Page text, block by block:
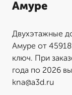
Амуре
Двухэтажные
Амуре от
ключ. При
года по 2026
kna@a3d.ru